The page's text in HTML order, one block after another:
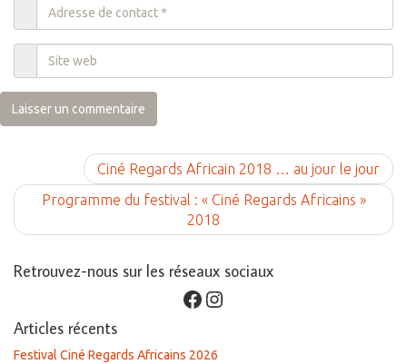
Ciné Regards Africain 2018 … au jour le jour
Programme du festival : « Ciné Regards Africains »
2018
Retrouvez-nous sur les réseaux sociaux
Facebook
Instagram
Articles récents
Festival Ciné Regards Africains 2026